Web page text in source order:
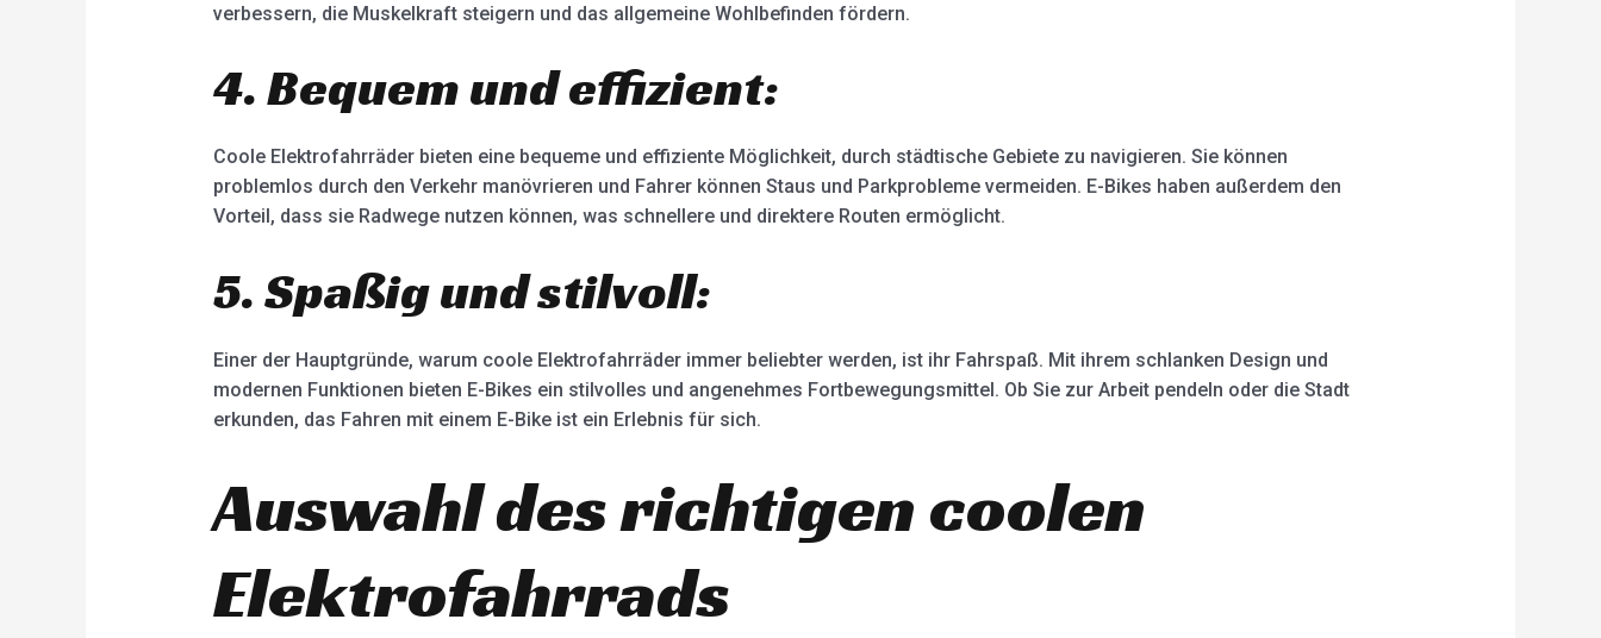
verbessern, die Muskelkraft steigern und das allgemeine Wohlbefinden fördern.
4. Bequem und effizient:
Coole Elektrofahrräder bieten eine bequeme und effiziente Möglichkeit, durch städtische Gebiete zu navigieren. Sie können
problemlos durch den Verkehr manövrieren und Fahrer können Staus und Parkprobleme vermeiden. E-Bikes haben außerdem den
Vorteil, dass sie Radwege nutzen können, was schnellere und direktere Routen ermöglicht.
5. Spaßig und stilvoll:
Einer der Hauptgründe, warum coole Elektrofahrräder immer beliebter werden, ist ihr Fahrspaß. Mit ihrem schlanken Design und
modernen Funktionen bieten E-Bikes ein stilvolles und angenehmes Fortbewegungsmittel. Ob Sie zur Arbeit pendeln oder die Stadt
erkunden, das Fahren mit einem E-Bike ist ein Erlebnis für sich.
Auswahl des richtigen coolen
Elektrofahrrads